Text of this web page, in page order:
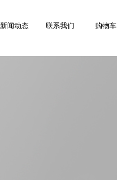
新闻动态 联系我们 购物车